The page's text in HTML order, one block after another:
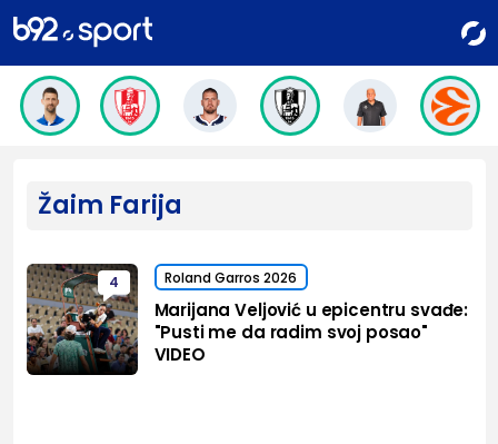
Žaim Farija
4 Roland Garros 2026
Marijana Veljović u epicentru svađe:
"Pusti me da radim svoj posao"
VIDEO